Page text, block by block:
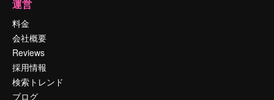
運営
料金
会社概要
Reviews
採用情報
検索トレンド
ブログ